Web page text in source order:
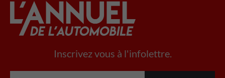
Inscrivez vous à l'infolettre.